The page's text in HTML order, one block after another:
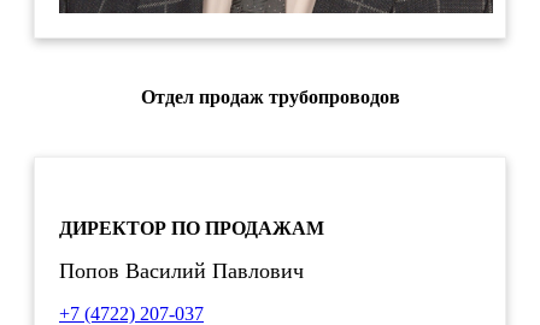
Отдел продаж трубопроводов
ДИРЕКТОР ПО ПРОДАЖАМ
Попов Василий Павлович
+7 (4722) 207-037